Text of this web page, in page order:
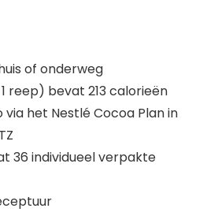
of onderweg
reep) bevat 213 calorieën
via het Nestlé Cocoa Plan in
36 individueel verpakte